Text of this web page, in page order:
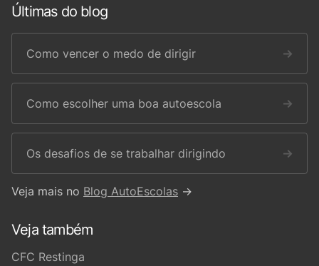
Últimas do blog
Como vencer o medo de dirigir →
Como escolher uma boa autoescola →
Os desafios de se trabalhar dirigindo →
Veja mais no Blog AutoEscolas →
Veja também
CFC Restinga